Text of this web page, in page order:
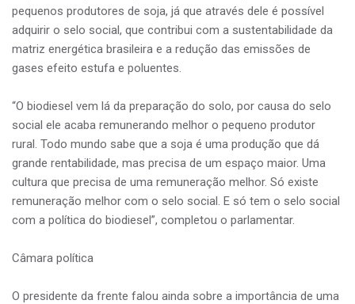
pequenos produtores de soja, já que através dele é possível
adquirir o selo social, que contribui com a sustentabilidade da
matriz energética brasileira e a redução das emissões de
gases efeito estufa e poluentes.
“O biodiesel vem lá da preparação do solo, por causa do selo
social ele acaba remunerando melhor o pequeno produtor
rural. Todo mundo sabe que a soja é uma produção que dá
grande rentabilidade, mas precisa de um espaço maior. Uma
cultura que precisa de uma remuneração melhor. Só existe
remuneração melhor com o selo social. E só tem o selo social
com a política do biodiesel”, completou o parlamentar.
Câmara política
O presidente da frente falou ainda sobre a importância de uma